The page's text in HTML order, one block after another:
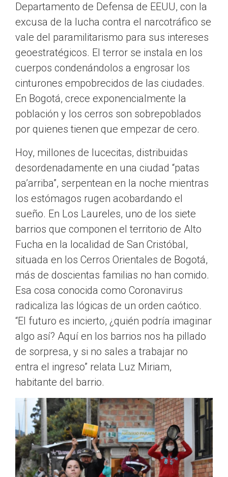
Departamento de Defensa de EEUU, con la
excusa de la lucha contra el narcotráfico se
vale del paramilitarismo para sus intereses
geoestratégicos. El terror se instala en los
cuerpos condenándolos a engrosar los
cinturones empobrecidos de las ciudades.
En Bogotá, crece exponencialmente la
población y los cerros son sobrepoblados
por quienes tienen que empezar de cero.
Hoy, millones de lucecitas, distribuidas
desordenadamente en una ciudad “patas
pa’arriba”, serpentean en la noche mientras
los estómagos rugen acobardando el
sueño. En Los Laureles, uno de los siete
barrios que componen el territorio de Alto
Fucha en la localidad de San Cristóbal,
situada en los Cerros Orientales de Bogotá,
más de doscientas familias no han comido.
Esa cosa conocida como Coronavirus
radicaliza las lógicas de un orden caótico.
“El futuro es incierto, ¿quién podría imaginar
algo así? Aquí en los barrios nos ha pillado
de sorpresa, y si no sales a trabajar no
entra el ingreso” relata Luz Miriam,
habitante del barrio.